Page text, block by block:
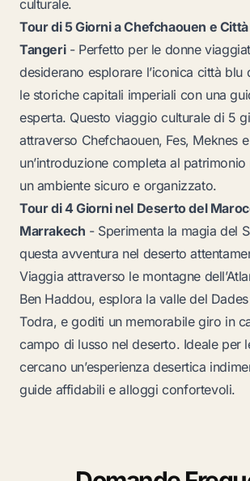
culturale.
Tour di 5 Giorni a Chefchaouen e
Tangeri- Perfetto per le donne
desiderano esplorare l’iconica città blu
le storiche capitali imperiali con una
esperta. Questo viaggio culturale di 5
attraverso Chefchaouen, Fes, Meknes
un’introduzione completa al
un ambiente sicuro e organizzato.
Tour di 4 Giorni nel Deserto del
Marrakech - Sperimenta la magia del
questa avventura nel deserto
Viaggia attraverso le montagne
Ben Haddou, esplora la valle del
Todra, e goditi un memorabile giro in
campo di lusso nel deserto. Ideale per
cercano un’esperienza desertica
guide affidabili e alloggi confortevoli.